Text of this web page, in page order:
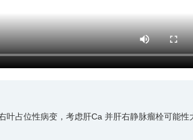
叶占位性病变，考虑肝Ca 并肝右静脉瘤栓可能